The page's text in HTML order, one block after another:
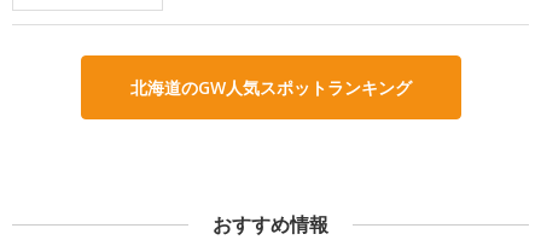
北海道のGW人気スポットランキング
おすすめ情報